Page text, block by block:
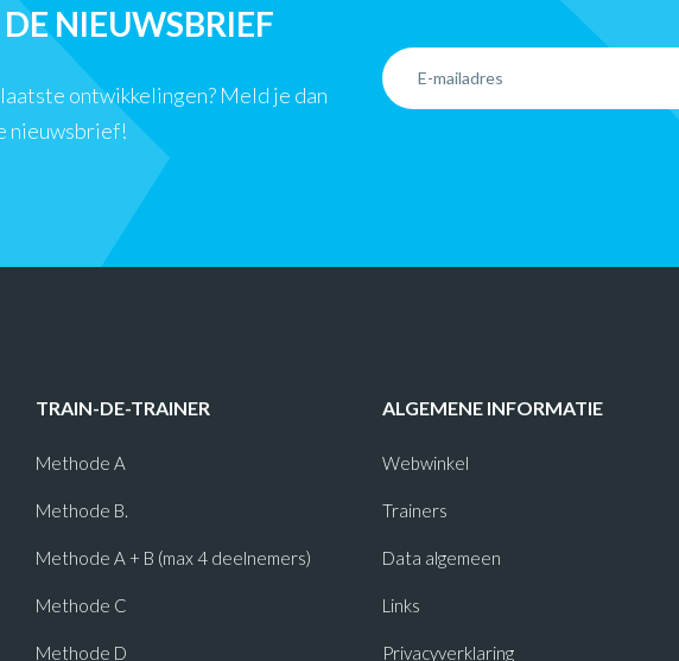
NIEUWSBRIEF
ontwikkelingen? Meld je dan
nieuwsbrief!
TRAIN-DE-TRAINER
Methode A
Methode B.
Methode A + B (max 4 deelnemers)
Methode C
Methode D
ALGEMENE INFORMATIE
Webwinkel
Trainers
Data algemeen
Links
Privacyverklaring